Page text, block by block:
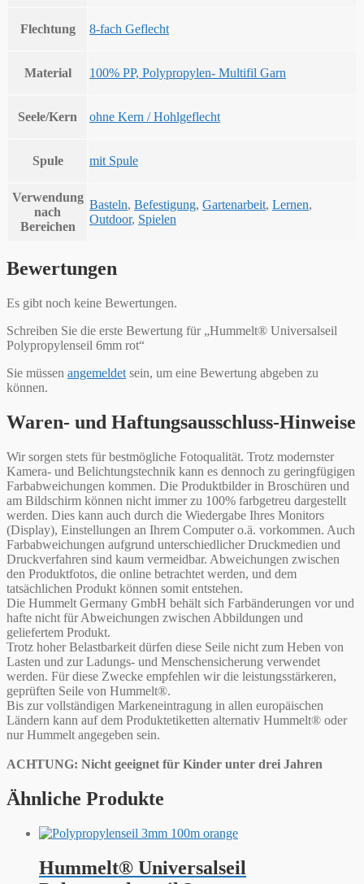
Flechtung 8-fach Geflecht
Material 100% PP, Polypropylen- Multifil Garn
Seele/Kern ohne Kern / Hohlgeflecht
Spule mit Spule
Verwendung
nach
Bereichen
Basteln, Befestigung, Gartenarbeit, Lernen,
Outdoor, Spielen
Bewertungen
Es gibt noch keine Bewertungen.
Schreiben Sie die erste Bewertung für „Hummelt® Universalseil
Polypropylenseil 6mm rot“
Sie müssen angemeldet sein, um eine Bewertung abgeben zu
können.
Waren- und Haftungsausschluss-Hinweise
Wir sorgen stets für bestmögliche Fotoqualität. Trotz modernster
Kamera- und Belichtungstechnik kann es dennoch zu geringfügigen
Farbabweichungen kommen. Die Produktbilder in Broschüren und
am Bildschirm können nicht immer zu 100% farbgetreu dargestellt
werden. Dies kann auch durch die Wiedergabe Ihres Monitors
(Display), Einstellungen an Ihrem Computer o.ä. vorkommen. Auch
Farbabweichungen aufgrund unterschiedlicher Druckmedien und
Druckverfahren sind kaum vermeidbar. Abweichungen zwischen
den Produktfotos, die online betrachtet werden, und dem
tatsächlichen Produkt können somit entstehen.
Die Hummelt Germany GmbH behält sich Farbänderungen vor und
hafte nicht für Abweichungen zwischen Abbildungen und
geliefertem Produkt.
Trotz hoher Belastbarkeit dürfen diese Seile nicht zum Heben von
Lasten und zur Ladungs- und Menschensicherung verwendet
werden. Für diese Zwecke empfehlen wir die leistungsstärkeren,
geprüften Seile von Hummelt®.
Bis zur vollständigen Markeneintragung in allen europäischen
Ländern kann auf dem Produktetiketten alternativ Hummelt® oder
nur Hummelt angegeben sein.
ACHTUNG: Nicht geeignet für Kinder unter drei Jahren
Ähnliche Produkte
Hummelt® Universalseil